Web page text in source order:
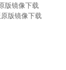
版镜像下载
版镜像下载